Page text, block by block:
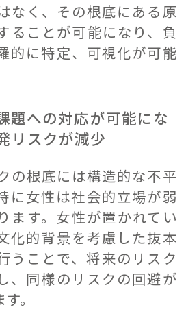
なく、その根底にある原
ることが可能になり、負
的に特定、可視化が可能
題への対応が可能にな
リスクが減少
の根底には構造的な不平
に女性は社会的立場が弱
ます。女性が置かれてい
化的背景を考慮した抜本
うことで、将来のリスク
、同様のリスクの回避が
。